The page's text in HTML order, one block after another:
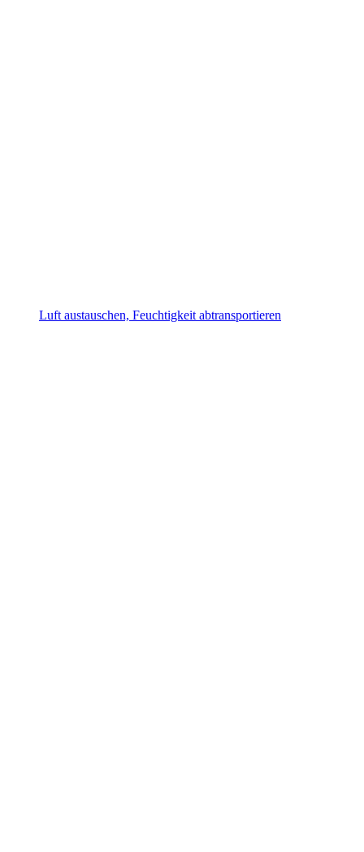
Luft austauschen, Feuchtigkeit abtransportieren